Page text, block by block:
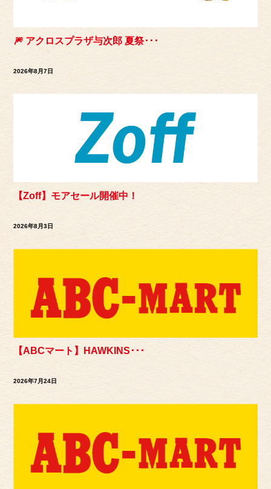
🎆 アクロスプラザ与次郎 夏祭･･･
2026年8月7日
【Zoff】モアセール開催中！
2026年8月3日
【ABCマート】HAWKINS･･･
2026年7月24日